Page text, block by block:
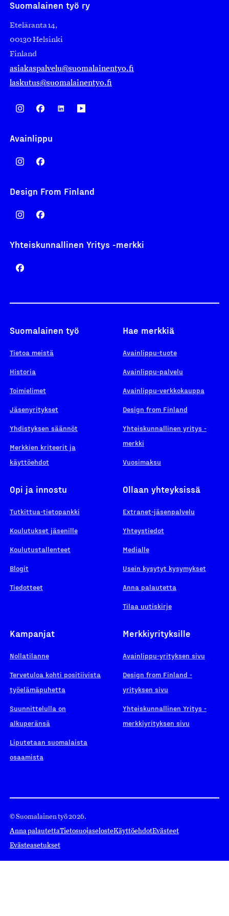
Suomalainen työ ry
Eteläranta 14,
00130 Helsinki
Finland
asiakaspalvelu@suomalainentyo.fi
laskutus@suomalainentyo.fi
Avainlippu
Design From Finland
Yhteiskunnallinen Yritys -merkki
Suomalainen työ
Tietoa meistä
Historia
Toimielimet
Jäsenyritykset
Yhdistyksen säännöt
Merkkien kriteerit ja
käyttöehdot
Hae merkkiä
Avainlippu-tuote
Avainlippu-palvelu
Avainlippu-verkkokauppa
Design from Finland
Yhteiskunnallinen yritys -
merkki
Vuosimaksu
Opi ja innostu
Tutkittua-tietopankki
Koulutukset jäsenille
Koulutustallenteet
Blogit
Tiedotteet
Ollaan yhteyksissä
Extranet-jäsenpalvelu
Yhteystiedot
Medialle
Usein kysytyt kysymykset
Anna palautetta
Tilaa uutiskirje
Kampanjat
Nollatilanne
Tervetuloa kohti positiivista
työelämäpuhetta
Suunnittelulla on
alkuperänsä
Liputetaan suomalaista
osaamista
Merkkiyrityksille
Avainlippu-yrityksen sivu
Design from Finland -
yrityksen sivu
Yhteiskunnallinen Yritys -
merkkiyrityksen sivu
© Suomalainen työ 2026.
Anna palautettaTietosuojaselosteKäyttöehdotEvästeet
Evästeasetukset